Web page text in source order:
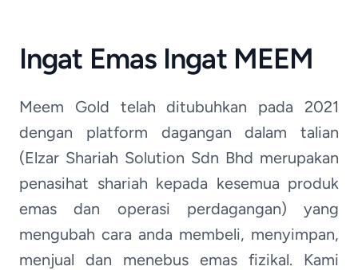
Ingat Emas Ingat MEEM
Meem Gold telah ditubuhkan pada 2021
dengan platform dagangan dalam talian
(Elzar Shariah Solution Sdn Bhd merupakan
penasihat shariah kepada kesemua produk
emas dan operasi perdagangan) yang
mengubah cara anda membeli, menyimpan,
menjual dan menebus emas fizikal. Kami